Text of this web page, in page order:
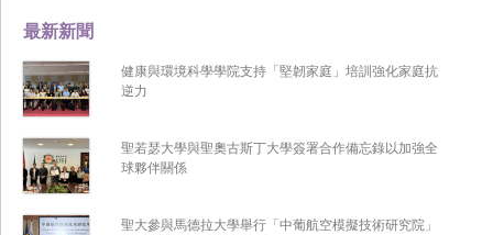
最新新聞
健康與環境科學學院支持「堅韌家庭」培訓強化家庭抗
逆力
聖若瑟大學與聖奧古斯丁大學簽署合作備忘錄以加強全
球夥伴關係
聖大參與馬德拉大學舉行「中葡航空模擬技術研究院」